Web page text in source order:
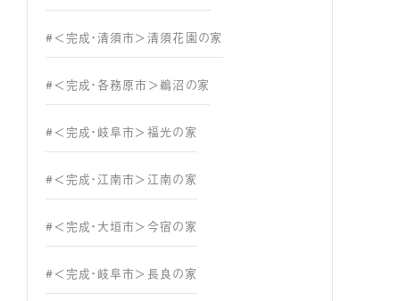
#＜完成・清須市＞清須花園の家
#＜完成・各務原市＞鵜沼の家
#＜完成・岐阜市＞福光の家
#＜完成・江南市＞江南の家
#＜完成・大垣市＞今宿の家
#＜完成・岐阜市＞長良の家